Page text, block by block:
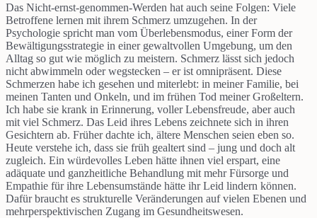
Das Nicht-ernst-genommen-Werden hat auch seine Folgen: Viele
Betroffene lernen mit ihrem Schmerz umzugehen. In der
Psychologie spricht man vom Überlebensmodus, einer Form der
Bewältigungsstrategie in einer gewaltvollen Umgebung, um den
Alltag so gut wie möglich zu meistern. Schmerz lässt sich jedoch
nicht abwimmeln oder wegstecken – er ist omnipräsent. Diese
Schmerzen habe ich gesehen und miterlebt: in meiner Familie, bei
meinen Tanten und Onkeln, und im frühen Tod meiner Großeltern.
Ich habe sie krank in Erinnerung, voller Lebensfreude, aber auch
mit viel Schmerz. Das Leid ihres Lebens zeichnete sich in ihren
Gesichtern ab. Früher dachte ich, ältere Menschen seien eben so.
Heute verstehe ich, dass sie früh gealtert sind – jung und doch alt
zugleich. Ein würdevolles Leben hätte ihnen viel erspart, eine
adäquate und ganzheitliche Behandlung mit mehr Fürsorge und
Empathie für ihre Lebensumstände hätte ihr Leid lindern können.
Dafür braucht es strukturelle Veränderungen auf vielen Ebenen und
mehrperspektivischen Zugang im Gesundheitswesen.